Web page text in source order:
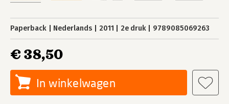
Paperback Nederlands 2011 2e druk 9789085069263
€ 38,50
In winkelwagen